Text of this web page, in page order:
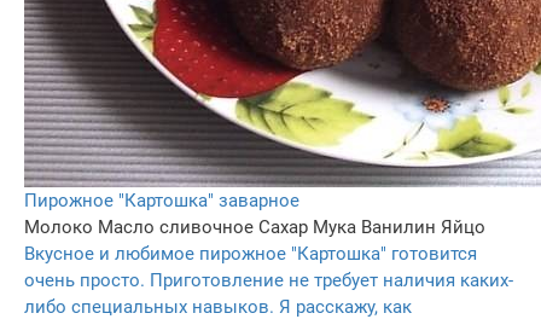
Пирожное "Картошка" заварное
Молоко Масло сливочное Сахар Мука Ванилин Яйцо
Вкусное и любимое пирожное "Картошка" готовится
очень просто. Приготовление не требует наличия каких-
либо специальных навыков. Я расскажу, как